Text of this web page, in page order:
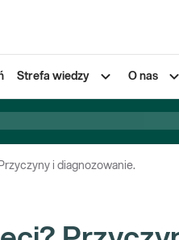
Strefa wiedzy O nas
i diagnozowanie.